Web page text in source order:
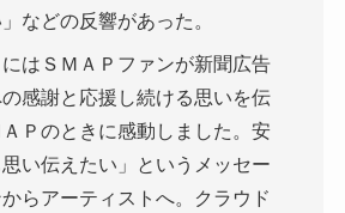
などの反響があった。
にはＳＭＡＰファンが新聞広告
感謝と応援し続ける思いを伝
Ｐのときに感動しました。安
い伝えたい」というメッセー
らアーティストへ。クラウド